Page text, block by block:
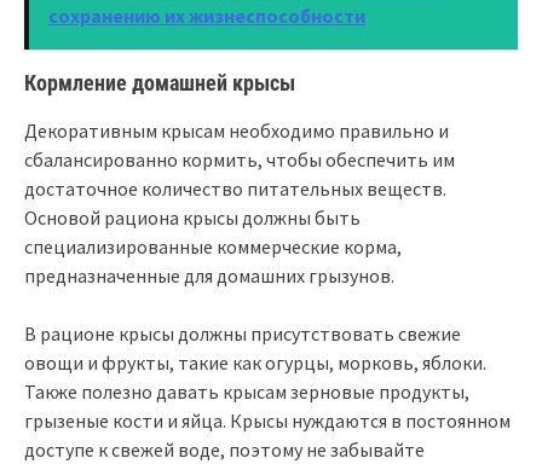
сохранению их жизнеспособности
Кормление домашней крысы
Декоративным крысам необходимо правильно и
сбалансированно кормить, чтобы обеспечить им
достаточное количество питательных веществ.
Основой рациона крысы должны быть
специализированные коммерческие корма,
предназначенные для домашних грызунов.
В рационе крысы должны присутствовать свежие
овощи и фрукты, такие как огурцы, морковь, яблоки.
Также полезно давать крысам зерновые продукты,
грызеные кости и яйца. Крысы нуждаются в постоянном
доступе к свежей воде, поэтому не забывайте